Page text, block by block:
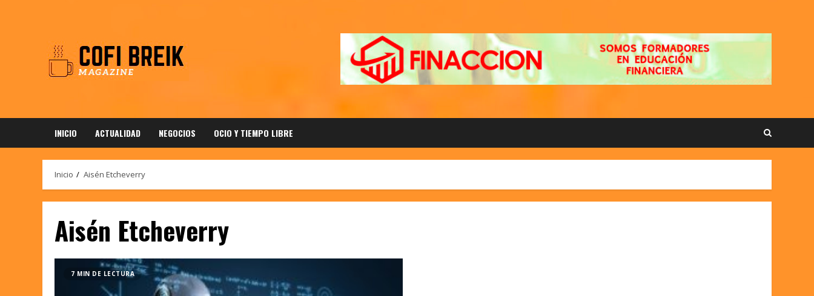
INICIO ACTUALIDAD NEGOCIOS OCIO Y TIEMPO LIBRE
Inicio Aisén Etcheverry
Aisén Etcheverry
7 MIN DE LECTURA